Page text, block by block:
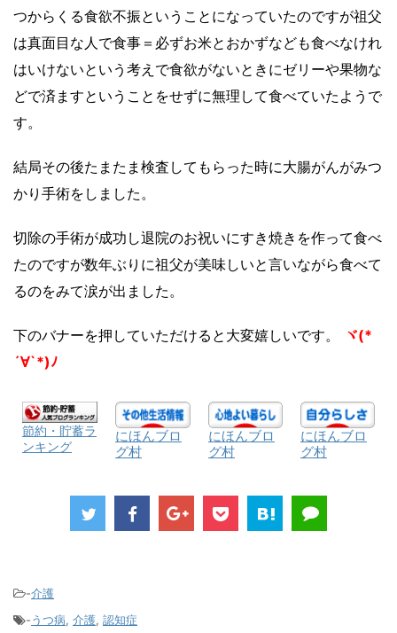
つからくる食欲不振ということになっていたのですが祖父
は真面目な人で食事＝必ずお米とおかずなども食べなけれ
はいけないという考えで食欲がないときにゼリーや果物な
どで済ますということをせずに無理して食べていたようで
す。
結局その後たまたま検査してもらった時に大腸がんがみつ
かり手術をしました。
切除の手術が成功し退院のお祝いにすき焼きを作って食べ
たのですが数年ぶりに祖父が美味しいと言いながら食べて
るのをみて涙が出ました。
下のバナーを押していただけると大変嬉しいです。
ヾ(*
´∀`*)ﾉ
節約・貯蓄ラ
ンキング
にほんブロ
グ村
にほんブロ
グ村
にほんブロ
グ村
-介護
-うつ病, 介護, 認知症